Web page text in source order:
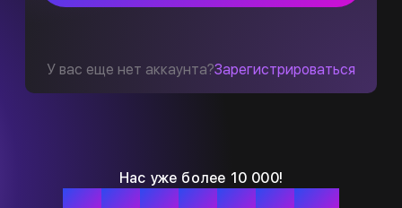
Нас уже более 10 000!
У вас еще нет аккаунта?Зарегистрироваться